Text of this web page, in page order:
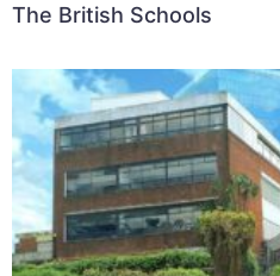
The British Schools